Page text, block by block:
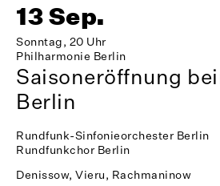
13 Sep.
Sonntag, 20 Uhr
Philharmonie Berlin
Saisoneröffnung
Berlin
Rundfunk-Sinfonieorchester Berlin
Rundfunkchor Berlin
Denissow, Vieru, Rachmaninow